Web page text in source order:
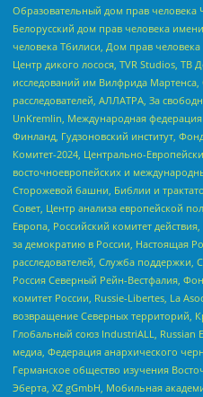
Образовательный дом прав
Белорусский дом прав человека
человека Тбилиси, Дом прав
Центр дикого лосося, TVR Studios, ТВ
исследований им Вилфрида
расследователей, АЛЛАТРА, За
UnKremlin, Международная
Финланд, Гудзоновский институт,
Комитет-2024, Центрально-
восточноевропейских и
Сторожевой башни, Библии и
Совет, Центр анализа европейской
Европа, Российский комитет
за демократию в России, Настоящая
расследователей, Служба
Россия Северный Рейн-Вестфалия,
комитет России, Russie-Libertes, La
возвращение Северных территорий,
Глобальный союз IndustriALL,
медиа, Федерация анархического
Германское общество изучения
Эберта, XZ gGmbH, Мобильная